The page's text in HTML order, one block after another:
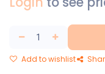
Add to wishlist